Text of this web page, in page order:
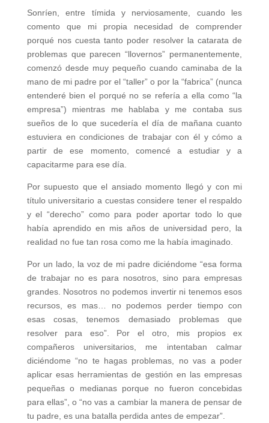
Sonríen, entre tímida y nerviosamente, cuando les
comento que mi propia necesidad de comprender
porqué nos cuesta tanto poder resolver la catarata de
problemas que parecen “llovernos” permanentemente,
comenzó desde muy pequeño cuando caminaba de la
mano de mi padre por el “taller” o por la “fabrica” (nunca
entenderé bien el porqué no se refería a ella como “la
empresa”) mientras me hablaba y me contaba sus
sueños de lo que sucedería el día de mañana cuanto
estuviera en condiciones de trabajar con él y cómo a
partir de ese momento, comencé a estudiar y a
capacitarme para ese día.
Por supuesto que el ansiado momento llegó y con mi
título universitario a cuestas considere tener el respaldo
y el “derecho” como para poder aportar todo lo que
había aprendido en mis años de universidad pero, la
realidad no fue tan rosa como me la había imaginado.
Por un lado, la voz de mi padre diciéndome “esa forma
de trabajar no es para nosotros, sino para empresas
grandes. Nosotros no podemos invertir ni tenemos esos
recursos, es mas… no podemos perder tiempo con
esas cosas, tenemos demasiado problemas que
resolver para eso”. Por el otro, mis propios ex
compañeros universitarios, me intentaban calmar
diciéndome “no te hagas problemas, no vas a poder
aplicar esas herramientas de gestión en las empresas
pequeñas o medianas porque no fueron concebidas
para ellas”, o “no vas a cambiar la manera de pensar de
tu padre, es una batalla perdida antes de empezar”.